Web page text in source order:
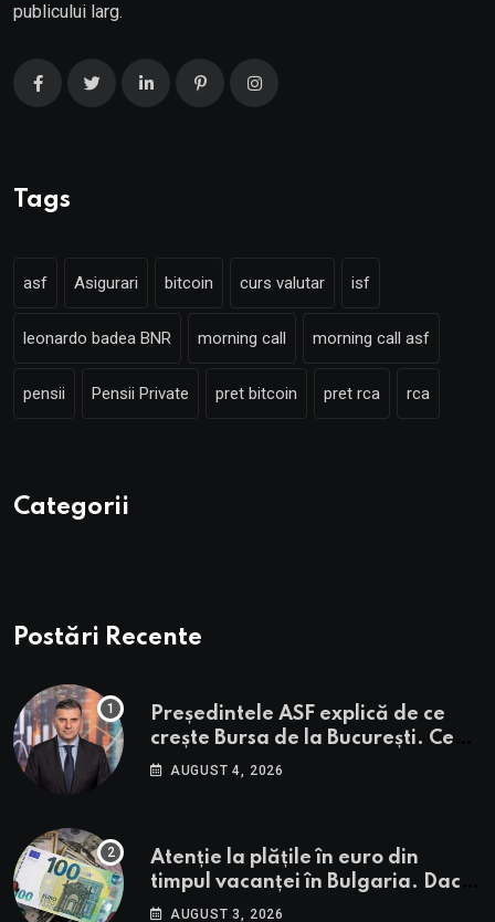
publicului larg.
Tags
asf Asigurari bitcoin curs valutar isf
leonardo badea BNR morning call morning call asf
pensii Pensii Private pret bitcoin pret rca rca
Categorii
Postări Recente
Președintele ASF explică de ce
crește Bursa de la București. Ce
urmează pentru BVB potrivit lui
AUGUST 4, 2026
Atenție la plățile în euro din
timpul vacanței în Bulgaria. Dacă
în România cele mai falsificate
AUGUST 3, 2026